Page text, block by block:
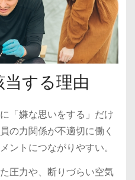
する理由
「嫌な思いをする」だけ
の力関係が不適切に働く
ントにつながりやすい。
圧力や、断りづらい空気